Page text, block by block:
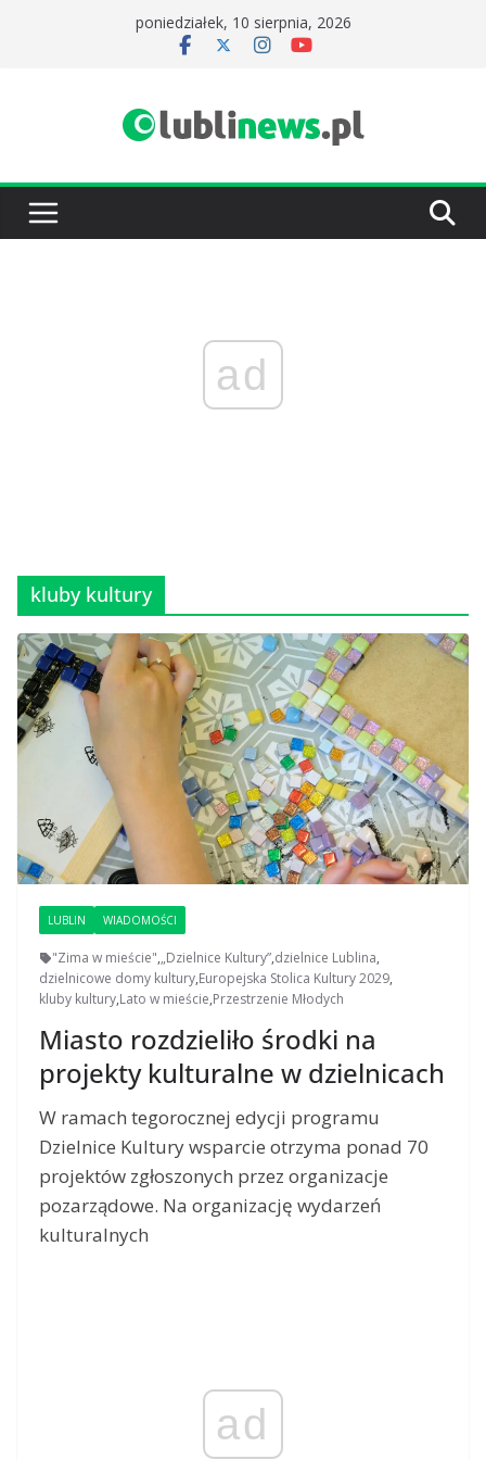
poniedziałek, 10 sierpnia, 2026
ad
kluby kultury
LUBLIN WIADOMOŚCI
"Zima w mieście",„Dzielnice Kultury”,dzielnice Lublina,
dzielnicowe domy kultury,Europejska Stolica Kultury 2029,
kluby kultury,Lato w mieście,Przestrzenie Młodych
Miasto rozdzieliło środki na
projekty kulturalne w dzielnicach
W ramach tegorocznej edycji programu
Dzielnice Kultury wsparcie otrzyma ponad 70
projektów zgłoszonych przez organizacje
pozarządowe. Na organizację wydarzeń
kulturalnych
ad